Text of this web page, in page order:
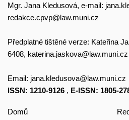
Mgr. Jana Kledusová, e-mail:
redakce.cpvp@law.muni.cz
Předplatné tištěné verze: Kateřina
6408, katerina.jaskova@law.muni.cz
Email: jana.kledusova@law.muni.cz
ISSN: 1210-9126 , E-ISSN: 1805-
Domů